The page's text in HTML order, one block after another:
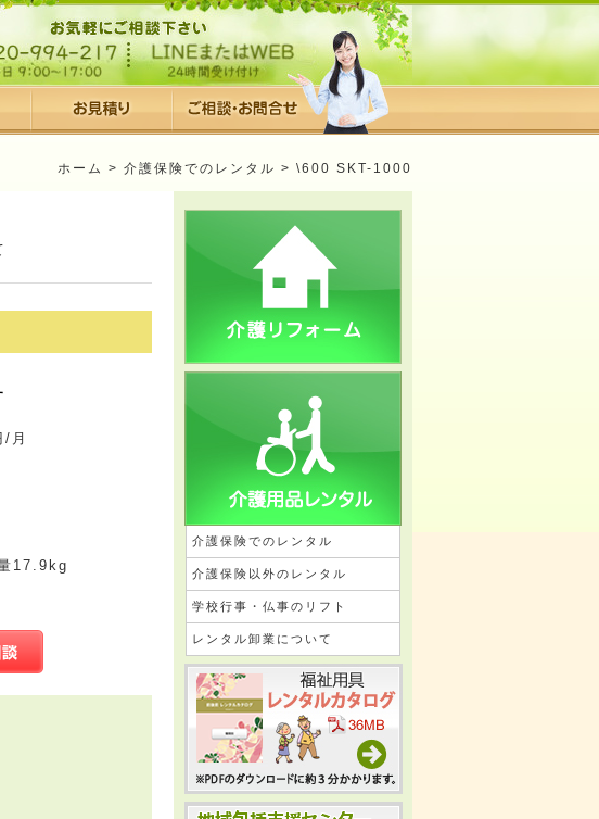
ホーム > 介護保険でのレンタル > \600 SKT-1000
/月
17.9kg
介護保険でのレンタル
介護保険以外のレンタル
学校行事・仏事のリフト
レンタル卸業について